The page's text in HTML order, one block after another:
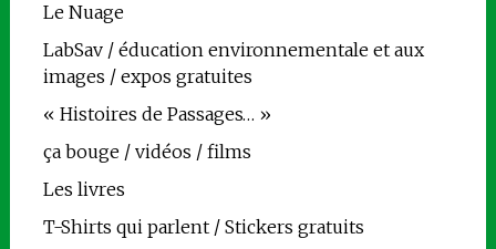
Le Nuage
LabSav / éducation environnementale et aux
images / expos gratuites
« Histoires de Passages… »
ça bouge / vidéos / films
Les livres
T-Shirts qui parlent / Stickers gratuits